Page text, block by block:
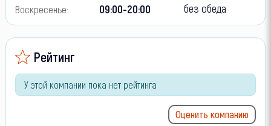
Воскресенье: 09:00-20:00 без обеда
Рейтинг
У этой компании пока нет рейтинга
Оценить компанию